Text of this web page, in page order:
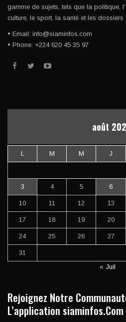
gamme de sujets, tels que la politique,
culture, le sport, la santé et les dossiers
• Email: info@siaminfos.com
• Phone: +224 620 45 35 97
août
L M M J
3 4 5 6
10 11 12 13
17 18 19 20
24 25 26 27
31
« Juil
Rejoignez Notre
L’application